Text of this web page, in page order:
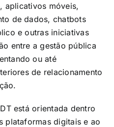
aplicativos móveis,
de dados, chatbots
e outras iniciativas
entre a gestão pública
ou até
de relacionamento
está orientada dentro
plataformas digitais e ao